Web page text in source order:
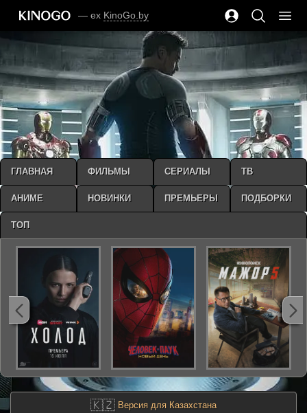
— ex KinoGo.by
🇰🇿 Версия для Казахстана
ГЛАВНАЯ ФИЛЬМЫ СЕРИАЛЫ ТВ
АНИМЕ НОВИНКИ ПРЕМЬЕРЫ ПОДБОРКИ
ТОП